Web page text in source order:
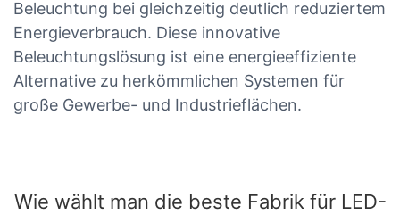
Beleuchtung bei gleichzeitig deutlich reduziertem
Energieverbrauch. Diese innovative
Beleuchtungslösung ist eine energieeffiziente
Alternative zu herkömmlichen Systemen für
große Gewerbe- und Industrieflächen.
Wie wählt man die beste Fabrik für LED-